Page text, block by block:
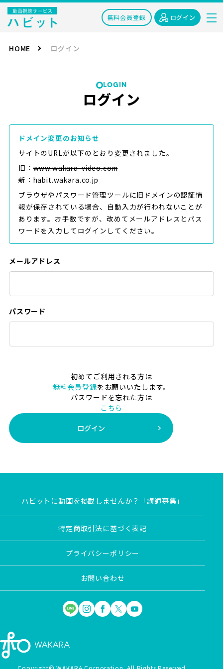
無料会員登録 ログイン
HOME ログイン
LOGIN
ログイン
ドメイン変更のお知らせ
サイトのURLが以下のとおり変更されました。
旧：www.wakara-video.com
新：habit.wakara.co.jp
ブラウザやパスワード管理ツールに旧ドメインの認証情
報が保存されている場合、自動入力が行われないことが
あります。お手数ですが、改めてメールアドレスとパス
ワードを入力してログインしてください。
メールアドレス
パスワード
初めてご利用される方は
無料会員登録をお願いいたします。
パスワードを忘れた方は
こちら
ログイン
ハビットに動画を掲載しませんか？「講師募集」
特定商取引法に基づく表記
プライバシーポリシー
お問い合わせ